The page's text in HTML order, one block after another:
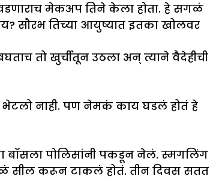
मेकअप तिने केला होता. हे सगळं
सौरभ तिच्या आयुष्यात इतका खोलवर
तो खुर्चीतून उठला अन् त्याने वैदेहीची
भेटलो नाही. पण नेमकं काय घडलं होतं हे
बॉसला पोलिसांनी पकडून नेलं. स्मगलिंग
सील करून टाकलं होतं. तीन दिवस सतत